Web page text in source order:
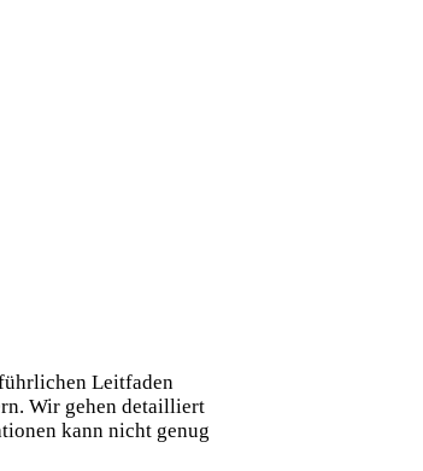
Leitfaden
Wir gehen detailliert
kann nicht genug